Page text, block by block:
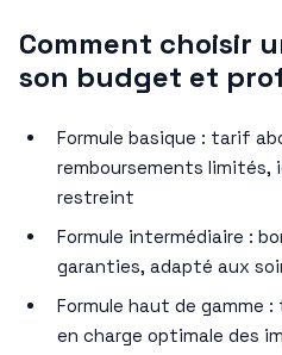
Comment choisir
son budget et
Formule basique : tarif
remboursements limités,
restreint
Formule intermédiaire :
garanties, adapté aux
Formule haut de gamme
en charge optimale des